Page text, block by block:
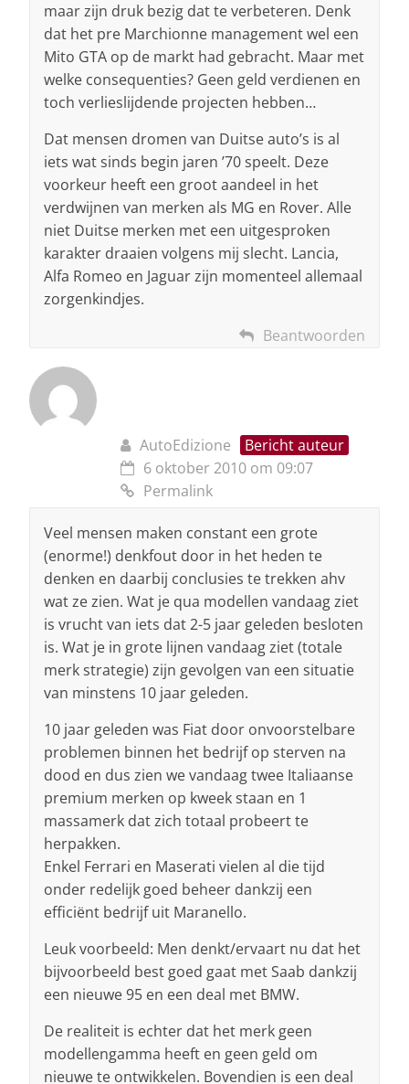
maar zijn druk bezig dat te verbeteren. Denk
dat het pre Marchionne management wel een
Mito GTA op de markt had gebracht. Maar met
welke consequenties? Geen geld verdienen en
toch verlieslijdende projecten hebben…
Dat mensen dromen van Duitse auto’s is al
iets wat sinds begin jaren ’70 speelt. Deze
voorkeur heeft een groot aandeel in het
verdwijnen van merken als MG en Rover. Alle
niet Duitse merken met een uitgesproken
karakter draaien volgens mij slecht. Lancia,
Alfa Romeo en Jaguar zijn momenteel allemaal
zorgenkindjes.
Beantwoorden
AutoEdizione
Bericht auteur
6 oktober 2010 om 09:07
Permalink
Veel mensen maken constant een grote
(enorme!) denkfout door in het heden te
denken en daarbij conclusies te trekken ahv
wat ze zien. Wat je qua modellen vandaag ziet
is vrucht van iets dat 2-5 jaar geleden besloten
is. Wat je in grote lijnen vandaag ziet (totale
merk strategie) zijn gevolgen van een situatie
van minstens 10 jaar geleden.
10 jaar geleden was Fiat door onvoorstelbare
problemen binnen het bedrijf op sterven na
dood en dus zien we vandaag twee Italiaanse
premium merken op kweek staan en 1
massamerk dat zich totaal probeert te
herpakken.
Enkel Ferrari en Maserati vielen al die tijd
onder redelijk goed beheer dankzij een
efficiënt bedrijf uit Maranello.
Leuk voorbeeld: Men denkt/ervaart nu dat het
bijvoorbeeld best goed gaat met Saab dankzij
een nieuwe 95 en een deal met BMW.
De realiteit is echter dat het merk geen
modellengamma heeft en geen geld om
nieuwe te ontwikkelen. Bovendien is een deal